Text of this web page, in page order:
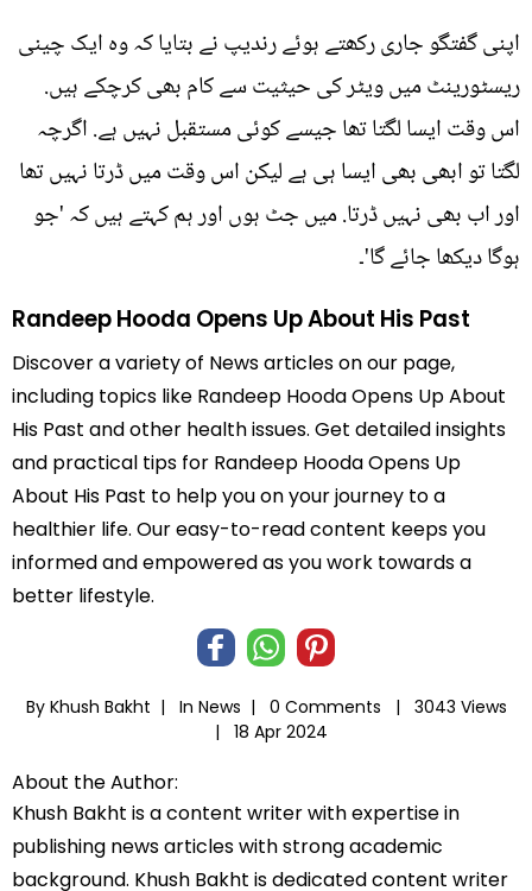
اپنی گفتگو جاری رکھتے ہوئے رندیپ نے بتایا کہ وہ ایک چینی
ریسٹورینٹ میں ویٹر کی حیثیت سے کام بھی کرچکے ہیں.
اس وقت ایسا لگتا تھا جیسے کوئی مستقبل نہیں ہے. اگرچہ
لگتا تو ابھی بھی ایسا ہی ہے لیکن اس وقت میں ڈرتا نہیں تھا
اور اب بھی نہیں ڈرتا. میں جٹ ہوں اور ہم کہتے ہیں کہ 'جو
ہوگا دیکھا جائے گا'۔
Randeep Hooda Opens Up About His Past
Discover a variety of News articles on our page,
including topics like Randeep Hooda Opens Up About
His Past and other health issues. Get detailed insights
and practical tips for Randeep Hooda Opens Up
About His Past to help you on your journey to a
healthier life. Our easy-to-read content keeps you
informed and empowered as you work towards a
better lifestyle.
By Khush Bakht | In News | 0 Comments |
3043 Views
|
18 Apr 2024
About the Author:
Khush Bakht is a content writer with expertise in
publishing news articles with strong academic
background. Khush Bakht is dedicated content writer